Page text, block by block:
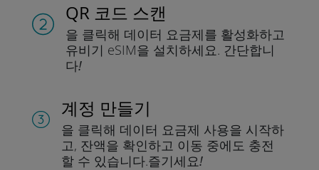
QR 코드 스캔
을 클릭해 데이터 요금제를 활성화하고
유비기 eSIM을 설치하세요. 간단합니
다!
계정 만들기
을 클릭해 데이터 요금제 사용을 시작하
고, 잔액을 확인하고 이동 중에도 충전
할 수 있습니다.즐기세요!